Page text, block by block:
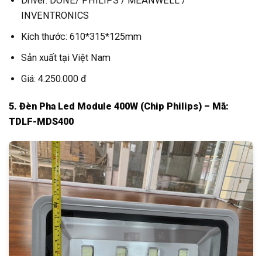
INVENTRONICS
Kích thước: 610*315*125mm
Sản xuất tại Việt Nam
Giá: 4.250.000 đ
5. Đèn Pha Led Module 400W (Chip Philips) – Mã:
TDLF-MDS400